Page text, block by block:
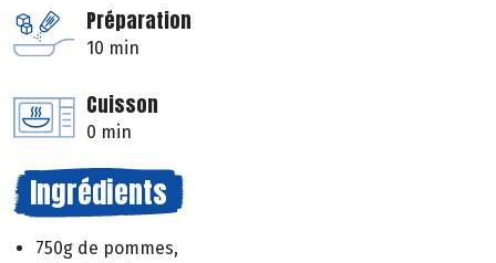
Préparation
10 min
Cuisson
0 min
Ingrédients
750g de pommes,